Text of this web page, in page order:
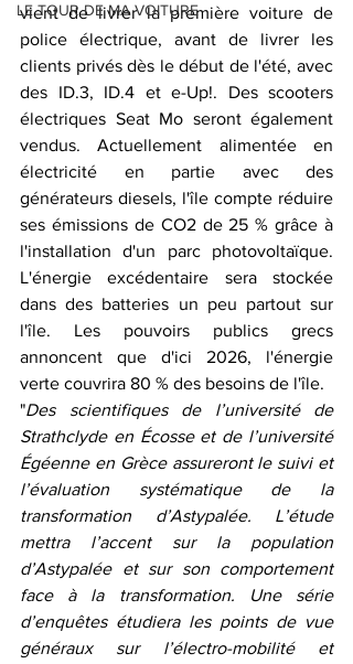
LE TOUR DE MA VOITURE
vient de livrer la première voiture de
police électrique, avant de livrer les
clients privés dès le début de l'été, avec
des ID.3, ID.4 et e-Up!. Des scooters
électriques Seat Mo seront également
vendus. Actuellement alimentée en
électricité en partie avec des
générateurs diesels, l'île compte réduire
ses émissions de CO2 de 25 % grâce à
l'installation d'un parc photovoltaïque.
L'énergie excédentaire sera stockée
dans des batteries un peu partout sur
l'île. Les pouvoirs publics grecs
annoncent que d'ici 2026, l'énergie
verte couvrira 80 % des besoins de l'île.
"Des scientifiques de l’université de
Strathclyde en Écosse et de l’université
Égéenne en Grèce assureront le suivi et
l’évaluation systématique de la
transformation d’Astypalée. L’étude
mettra l’accent sur la population
d’Astypalée et sur son comportement
face à la transformation. Une série
d’enquêtes étudiera les points de vue
généraux sur l’électro-mobilité et